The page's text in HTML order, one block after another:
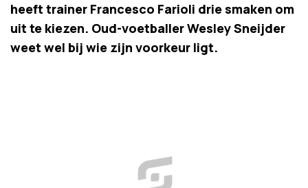
heeft trainer Francesco Farioli drie smaken om
uit te kiezen. Oud-voetballer Wesley Sneijder
weet wel bij wie zijn voorkeur ligt.